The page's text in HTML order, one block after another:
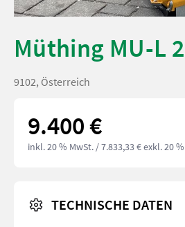
Müthing MU-L
9102, Österreich
9.400 €
inkl. 20 % MwSt. / 7.833,33 € exkl. 20
TECHNISCHE DATEN